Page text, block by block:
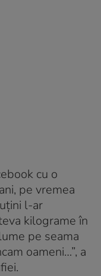
cu o
pe vremea
l-ar
kilograme în
pe seama
oameni…”, a